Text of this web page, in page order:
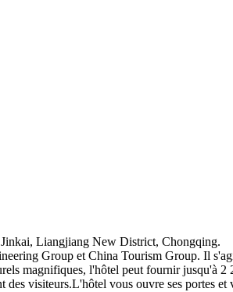
Jinkai, Liangjiang New District, Chongqing.
Group et China Tourism Group. Il
magnifiques, l'hôtel peut fournir jusqu'à
visiteurs.L'hôtel vous ouvre ses portes et